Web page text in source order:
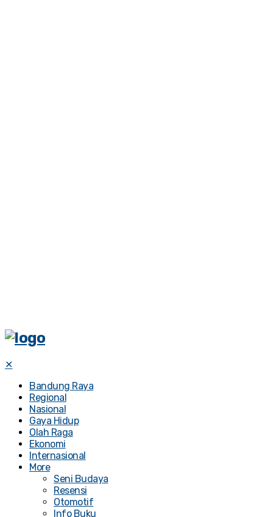
✕
Bandung Raya
Regional
Nasional
Gaya Hidup
Olah Raga
Ekonomi
Internasional
More
Seni Budaya
Resensi
Otomotif
Info Buku